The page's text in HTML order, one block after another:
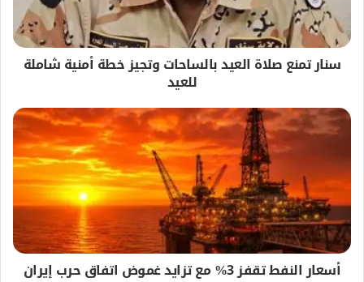
سنار تمنع صلاة العيد بالساحات وتجيز خطة أمنية شاملة
للعيد
أسعار النفط تقفز 3% مع تزايد غموض اتفاق حرب إيران